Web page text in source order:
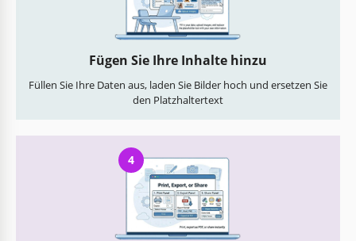
Fügen Sie Ihre Inhalte hinzu
Füllen Sie Ihre Daten aus, laden Sie Bilder hoch und ersetzen Sie
den Platzhaltertext
4